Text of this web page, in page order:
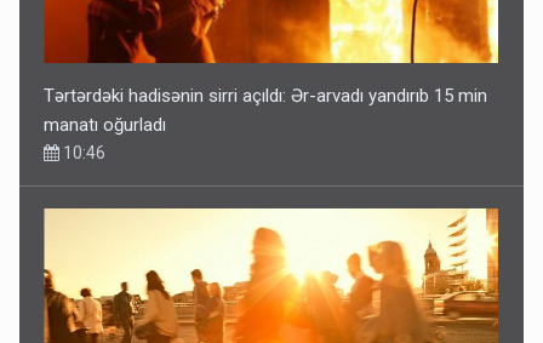
Tərtərdəki hadisənin sirri açıldı: Ər-arvadı yandırıb 15 min
manatı oğurladı
10:46